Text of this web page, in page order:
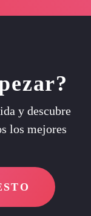
y descubre
los mejores